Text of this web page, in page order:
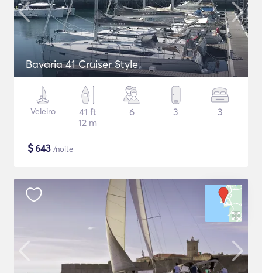
Bavaria 41 Cruiser Style
Veleiro
41 ft
12 m
6 3 3
$643 /noite